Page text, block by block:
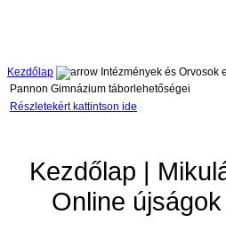
Kezdőlap
Intézmények és Orvosok
Pannon Gimnázium táborlehetőségei
Részletekért kattintson ide
Kezdőlap |
Online